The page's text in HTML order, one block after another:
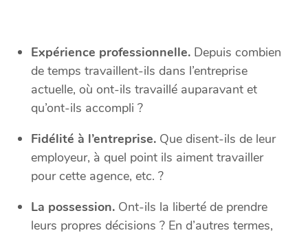
Expérience professionnelle. Depuis combien
de temps travaillent-ils dans l’entreprise
actuelle, où ont-ils travaillé auparavant et
qu’ont-ils accompli ?
Fidélité à l’entreprise. Que disent-ils de leur
employeur, à quel point ils aiment travailler
pour cette agence, etc. ?
La possession. Ont-ils la liberté de prendre
leurs propres décisions ? En d’autres termes,